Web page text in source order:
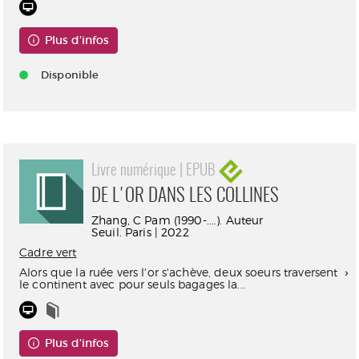
Plus d'infos
Disponible
Livre numérique | EPUB
DE L'OR DANS LES COLLINES
Zhang, C Pam (1990-....). Auteur
Seuil. Paris | 2022
Cadre vert
Alors que la ruée vers l'or s'achève, deux soeurs traversent
le continent avec pour seuls bagages la...
Plus d'infos